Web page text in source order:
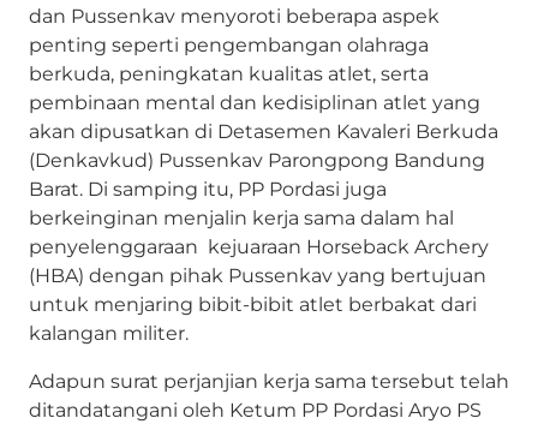
dan Pussenkav menyoroti beberapa aspek
penting seperti pengembangan olahraga
berkuda, peningkatan kualitas atlet, serta
pembinaan mental dan kedisiplinan atlet yang
akan dipusatkan di Detasemen Kavaleri Berkuda
(Denkavkud) Pussenkav Parongpong Bandung
Barat. Di samping itu, PP Pordasi juga
berkeinginan menjalin kerja sama dalam hal
penyelenggaraan kejuaraan Horseback Archery
(HBA) dengan pihak Pussenkav yang bertujuan
untuk menjaring bibit-bibit atlet berbakat dari
kalangan militer.
Adapun surat perjanjian kerja sama tersebut telah
ditandatangani oleh Ketum PP Pordasi Aryo PS